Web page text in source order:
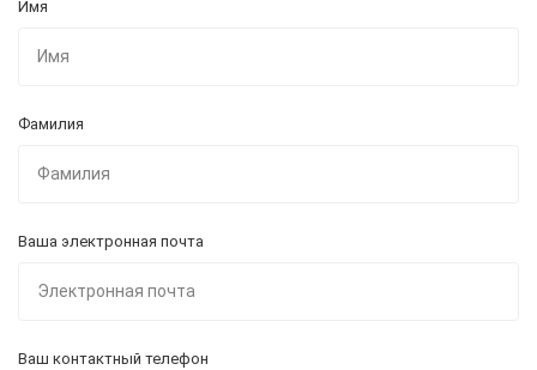
Имя
Фамилия
Ваша электронная почта
Ваш контактный телефон